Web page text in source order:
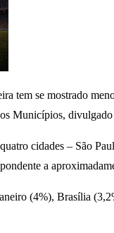
tem se mostrado
Municípios,
cidades – São
a
(4%), Brasília